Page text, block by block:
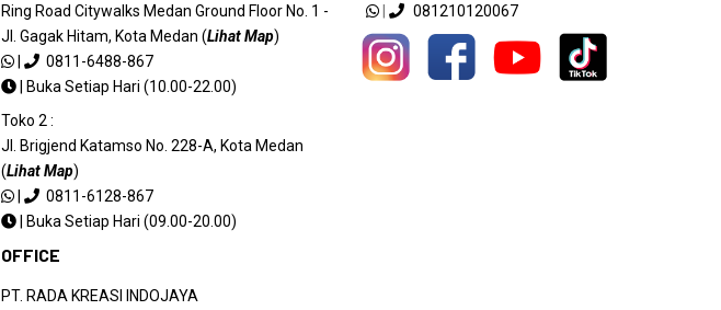
Ring Road Citywalks Medan Ground Floor No. 1 -
Jl. Gagak Hitam, Kota Medan (Lihat Map)
|
0811-6488-867
|
Buka Setiap Hari (10.00-22.00)
Toko 2 :
Jl. Brigjend Katamso No. 228-A, Kota Medan
(Lihat Map)
|
0811-6128-867
|
Buka Setiap Hari (09.00-20.00)
OFFICE
PT. RADA KREASI INDOJAYA
|
081210120067